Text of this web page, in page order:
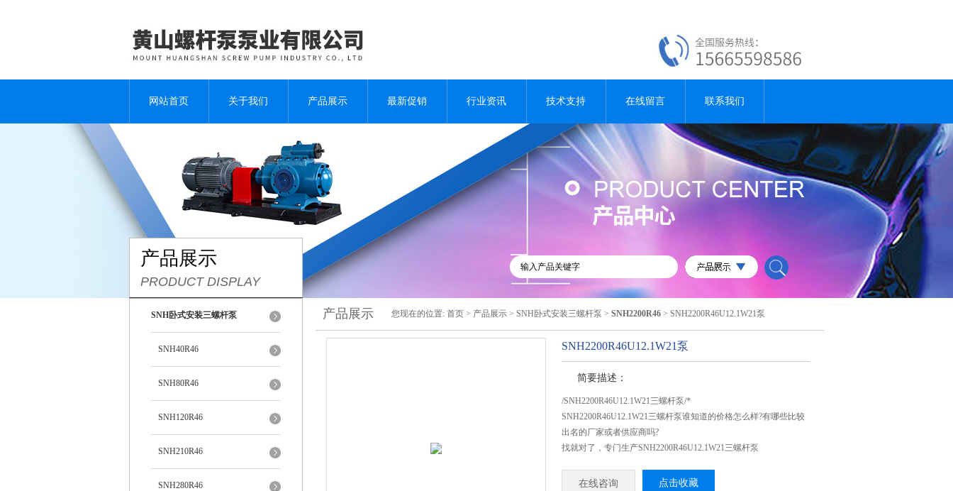
网站首页 关于我们 产品展示 最新促销 行业资讯 技术支持 在线留言 联系我们
产品展示
PRODUCT DISPLAY
SNH卧式安装三螺杆泵
SNH40R46
SNH80R46
SNH120R46
SNH210R46
SNH280R46
产品展示 您现在的位置: 首页 > 产品展示 > SNH卧式安装三螺杆泵 > SNH2200R46 > SNH2200R46U12.1W21泵
SNH2200R46U12.1W21泵
简要描述：
/SNH2200R46U12.1W21三螺杆泵/*
SNH2200R46U12.1W21三螺杆泵谁知道的价格怎么样?有哪些比较
出名的厂家或者供应商吗?
找就对了，专门生产SNH2200R46U12.1W21三螺杆泵
在线咨询 点击收藏